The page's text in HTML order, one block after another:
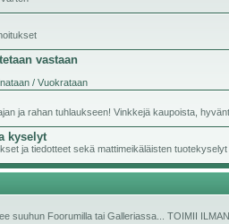
vastaan
/ Vuokrataan
ja rahan tuhlaukseen! Vinkkejä kaupoista,
kyselyt
ja tiedotteet sekä mattimeikäläisten tuotekyselyt
suuhun Foorumilla tai Galleriassa... TOIMII